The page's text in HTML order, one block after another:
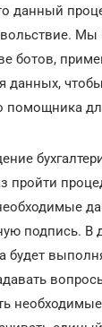
данный
ботов,
данных,
помощника
пройти
подпись.
будет